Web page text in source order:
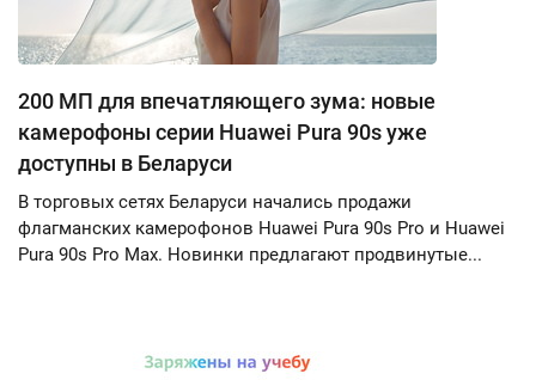
200 МП для впечатляющего зума: новые
камерофоны серии Huawei Pura 90s уже
доступны в Беларуси
В торговых сетях Беларуси начались продажи
флагманских камерофонов Huawei Pura 90s Pro и Huawei
Pura 90s Pro Max. Новинки предлагают продвинутые...